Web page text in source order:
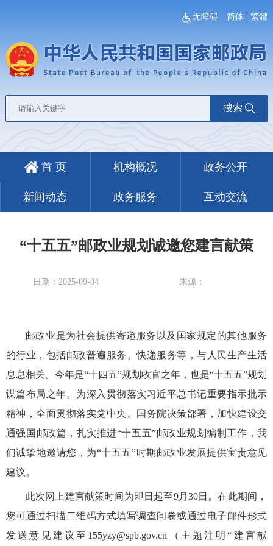
无障碍 简体 |繁體
搜索
首 页 机构概况 政务公开
新闻动态 政务服务 互动交流
“十五五”邮政业规划诚邀您建言献策
日期：2025-09-04 来源：
邮政业是为社会提供寄递服务以及国家规定的其他服务
的行业，包括邮政普遍服务、快递服务等，与人民生产生活
息息相关。今年是“十四五”规划收官之年，也是“十五五”规划
谋篇布局之年。为深入贯彻落实习近平总书记重要指示批示
精神，全面贯彻落实党中央、国务院决策部署，加快建设交
通强国邮政篇，扎实推进“十五五”邮政业规划编制工作，我
们诚挚地邀请您，为“十五五”时期邮政业发展提供宝贵意见
建议。
此次网上建言献策时间为即日起至9月30日。在此期间，
您可通过扫描二维码方式填写调查问卷或通过电子邮件形式
发送意见建议至155yzy@spb.gov.cn（主题注明“建言献